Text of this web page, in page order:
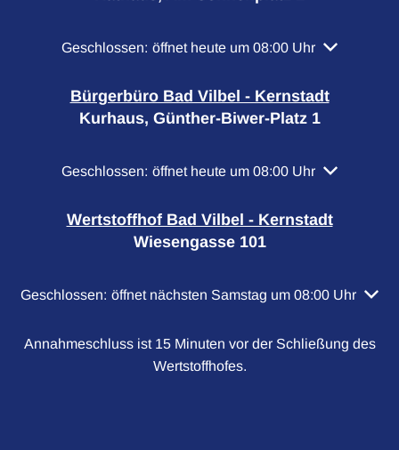
Klicken, um weitere Öffnungs- oder Schließzeiten
Geschlossen: öffnet heute um 08:00 Uhr
Bürgerbüro Bad Vilbel - Kernstadt
Kurhaus, Günther-Biwer-Platz 1
Klicken, um weitere Öffnungs- oder Schließzeiten
Geschlossen: öffnet heute um 08:00 Uhr
Wertstoffhof Bad Vilbel - Kernstadt
Wiesengasse 101
Klicken, um weitere Öffnungs- oder Schließzeiten
Geschlossen: öffnet nächsten Samstag um 08:00 Uhr
Annahmeschluss ist 15 Minuten vor der Schließung des
Wertstoffhofes.